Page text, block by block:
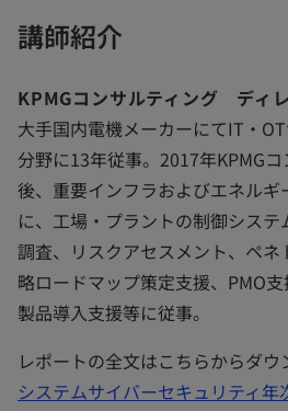
講師紹介
KPMGコンサルティング ディ
大手国内電機メーカーにてIT・
分野に13年従事。2017年KPMG
後、重要インフラおよびエネル
に、工場・プラントの制御シス
調査、リスクアセスメント、ペ
略ロードマップ策定支援、PMO
製品導入支援等に従事。
レポートの全文はこちらからダウ
システムサイバーセキュリティ年